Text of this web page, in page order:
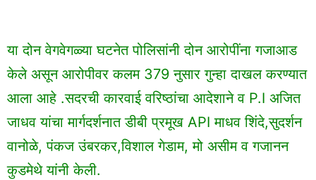
या दोन वेगवेगळ्या घटनेत पोलिसांनी दोन आरोपींना गजाआड
केले असून आरोपीवर कलम 379 नुसार गुन्हा दाखल करण्यात
आला आहे .सदरची कारवाई वरिष्ठांचा आदेशाने व P.I अजित
जाधव यांचा मार्गदर्शनात डीबी प्रमूख API माधव शिंदे,सुदर्शन
वानोळे, पंकज उंबरकर,विशाल गेडाम, मो असीम व गजानन
कुडमेथे यांनी केली.